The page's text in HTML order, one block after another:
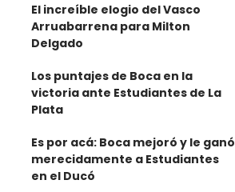
El increíble elogio del Vasco
Arruabarrena para Milton
Delgado
Los puntajes de Boca en la
victoria ante Estudiantes de La
Plata
Es por acá: Boca mejoró y le ganó
merecidamente a Estudiantes
en el Ducó